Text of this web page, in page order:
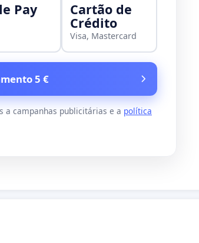
Pay Cartão de
Crédito
Visa, Mastercard
5 €
a campanhas publicitárias e a política